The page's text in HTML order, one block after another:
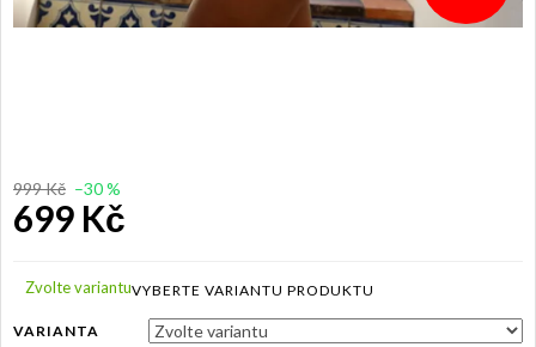
999 Kč –30 %
699 Kč
cena:
Zvolte variantu
VARIANTA